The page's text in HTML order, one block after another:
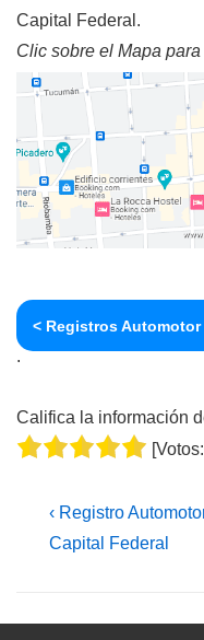
Capital Federal.
Clic sobre el Mapa
< Registros
.
Califica la información
[Votos:
Navegación
de
entradas
La
entrada
‹ Registro
Capital Federal